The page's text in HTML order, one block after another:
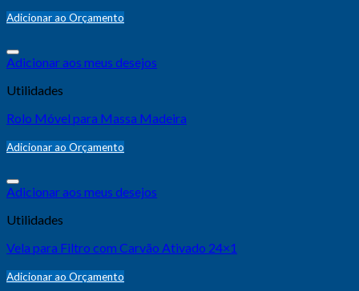
Adicionar ao Orçamento
Adicionar aos meus desejos
Utilidades
Rolo Móvel para Massa Madeira
Adicionar ao Orçamento
Adicionar aos meus desejos
Utilidades
Vela para Filtro com Carvão Ativado 24×1
Adicionar ao Orçamento